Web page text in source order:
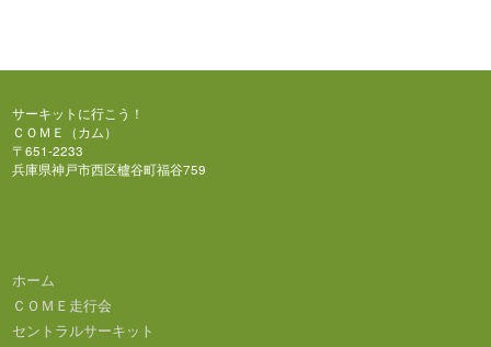
サーキットに行こう！
ＣＯＭＥ（カム）
〒651-2233
兵庫県神戸市西区櫨谷町福谷759
ホーム
ＣＯＭＥ走行会
セントラルサーキット